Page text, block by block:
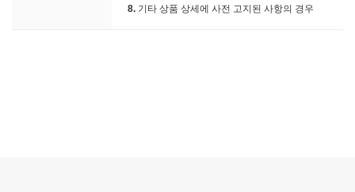
8. 기타 상품 상세에 사전 고지된 사항의 경우